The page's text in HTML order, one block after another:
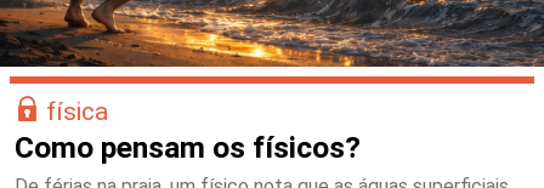
física
Como pensam os físicos?